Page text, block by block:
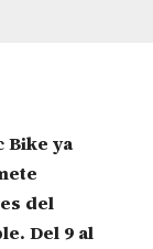
Bike ya
del
Del 9 al